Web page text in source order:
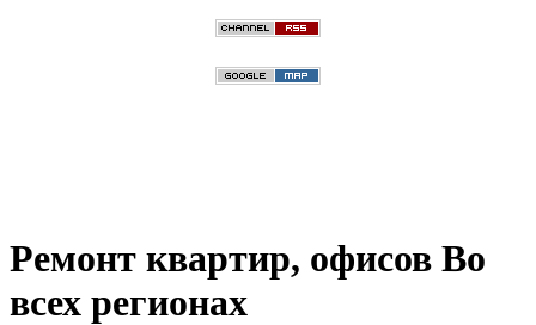
Ремонт квартир, офисов Во
всех регионах